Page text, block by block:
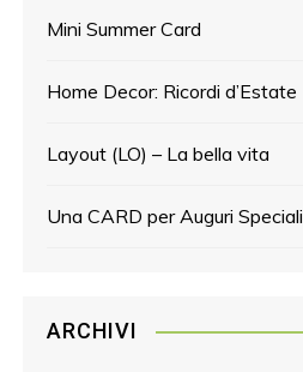
Mini Summer Card
Home Decor: Ricordi d’Estate
Layout (LO) – La bella vita
Una CARD per Auguri Speciali
ARCHIVI